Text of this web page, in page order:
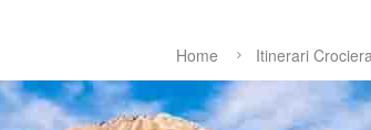
Home Itinerari